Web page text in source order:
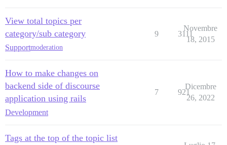
View total topics per
category/sub category
Supportmoderation
9 3111
Novembre
18, 2015
How to make changes on
backend side of discourse
application using rails
Development
7 921
Dicembre
26, 2022
Tags at the top of the topic list